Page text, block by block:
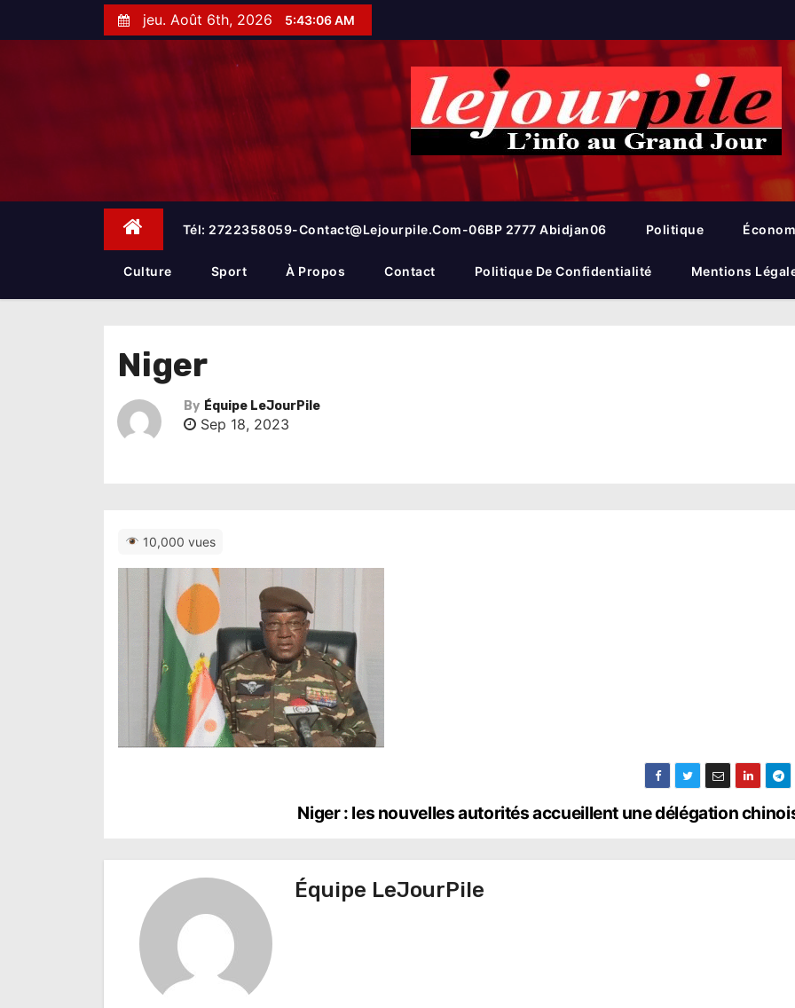
t
jeu. Août 6th, 2026 5:43:06 AM
Tél: 2722358059-Contact@lejourpile.com-06BP 2777 Abidjan06 Politique
Culture Sport À Propos Contact Politique De Confidentialité Mentions
Niger
By Équipe LeJourPile
Sep 18, 2023
10,000 vues
a
Niger : les nouvelles autorités accueillent une délégation
Équipe LeJourPile